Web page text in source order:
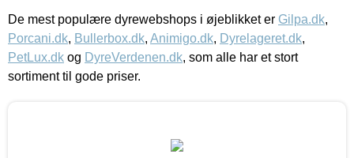
De mest populære dyrewebshops i øjeblikket er Gilpa.dk,
Porcani.dk, Bullerbox.dk, Animigo.dk, Dyrelageret.dk,
PetLux.dk og DyreVerdenen.dk, som alle har et stort
sortiment til gode priser.